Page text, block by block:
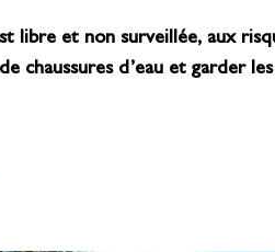
libre et non surveillée, aux
chaussures d’eau et garder